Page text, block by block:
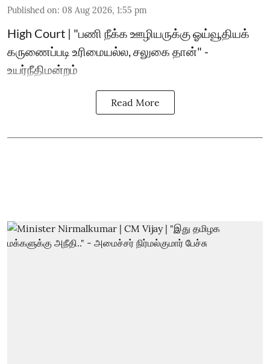
Published on: 08 Aug 2026, 1:55 pm
High Court | "பணி நீக்க ஊழியருக்கு ஓய்வூதியக்
கருணைப்படி உரிமையல்ல, சலுகை தான்" -
உயர்நீதிமன்றம்
Read More